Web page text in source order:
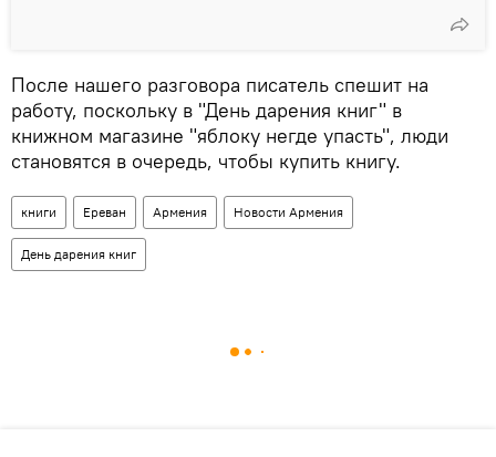
После нашего разговора писатель спешит на
работу, поскольку в "День дарения книг" в
книжном магазине "яблоку негде упасть", люди
становятся в очередь, чтобы купить книгу.
книги Ереван Армения Новости Армения
День дарения книг